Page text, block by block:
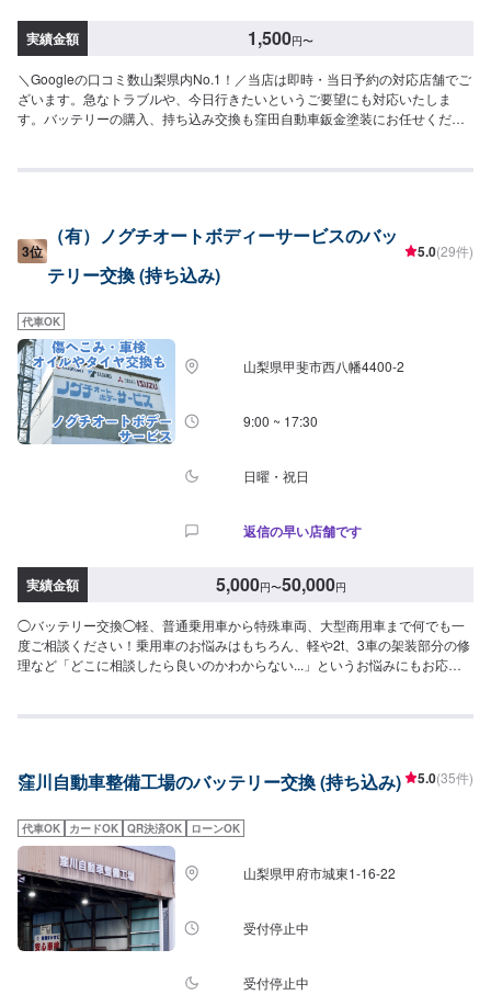
実績金額 1,500円〜
＼Googleの口コミ数山梨県内No.1！／当店は即時・当日予約の対応店舗でご
ざいます。急なトラブルや、今日行きたいというご要望にも対応いたしま
す。バッテリーの購入、持ち込み交換も窪田自動車鈑金塗装にお任せくださ
ご対応いたします。《納期について》1日〜※状態などにより納期が異なりま
をご記入くださいませ！【定休日・営業時間】定休日：日曜日、祝日営業時
間：9:00~18:00
3位
（有）ノグチオートボディーサービスのバッ
テリー交換 (持ち込み)
5.0(29件)
代車OK
山梨県甲斐市西八幡4400-2
9:00 ~ 17:30
日曜・祝日
返信の早い店舗です
実績金額 5,000円〜50,000円
◯バッテリー交換◯軽、普通乗用車から特殊車両、大型商用車まで何でも一
度ご相談ください！乗用車のお悩みはもちろん、軽や2t、3車の架装部分の修
理など「どこに相談したら良いのかわからない...」というお悩みにもお応え
得いただければ作業開始【4】仕上がり次第納車◯パーツのお持ち込みについ
は代車をご利用ください。燃料代はお客様にご負担いただいております。
9:00~18:00
窪川自動車整備工場のバッテリー交換 (持ち込み) 5.0(35件)
代車OK カードOK QR決済OK ローンOK
山梨県甲府市城東1-16-22
受付停止中
受付停止中